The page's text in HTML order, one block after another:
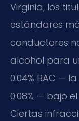
Virginia, los
estándares
conductores
alcohol para
0.04% BAC —
0.08% — bajo el
Ciertas